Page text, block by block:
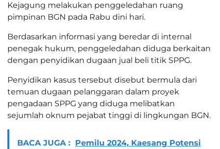
Kejagung melakukan penggeledahan ruang
pimpinan BGN pada Rabu dini hari.
Berdasarkan informasi yang beredar di internal
penegak hukum, penggeledahan diduga berkaitan
dengan penyidikan dugaan jual beli titik SPPG.
Penyidikan kasus tersebut disebut bermula dari
temuan dugaan pelanggaran dalam proyek
pengadaan SPPG yang diduga melibatkan
sejumlah oknum pejabat tinggi di lingkungan BGN.
BACA JUGA : Pemilu 2024, Kaesang Potensi